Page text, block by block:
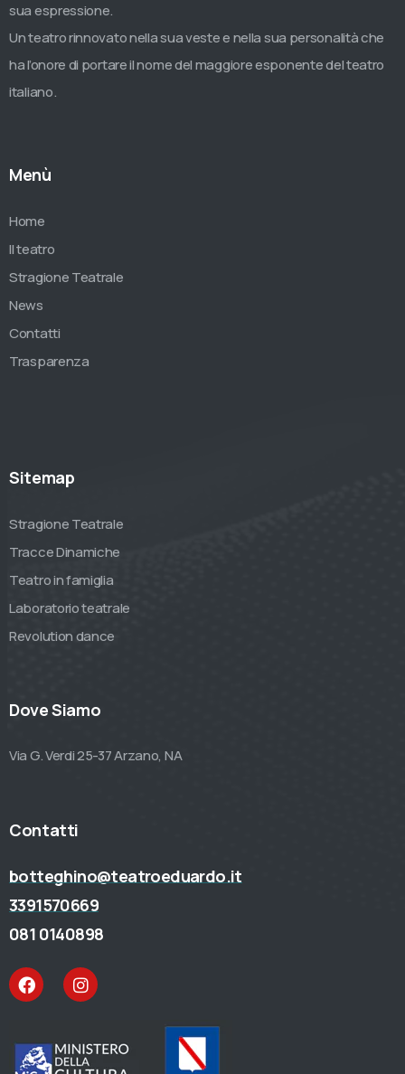
sua espressione.
Un teatro rinnovato nella sua veste e nella sua personalità che
ha l’onore di portare il nome del maggiore esponente del teatro
italiano.
Menù
Home
Il teatro
Stragione Teatrale
News
Contatti
Trasparenza
Sitemap
Stragione Teatrale
Tracce Dinamiche
Teatro in famiglia
Laboratorio teatrale
Revolution dance
Dove Siamo
Via G. Verdi 25-37 Arzano, NA
Contatti
botteghino@teatroeduardo.it
3391570669
081 0140898